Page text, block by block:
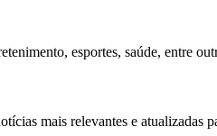
esportes, saúde, entre
mais relevantes e